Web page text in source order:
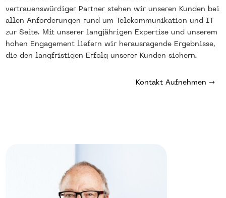
vertrauenswürdiger Partner stehen wir unseren Kunden bei
allen Anforderungen rund um Telekommunikation und IT
zur Seite. Mit unserer langjährigen Expertise und unserem
hohen Engagement liefern wir herausragende Ergebnisse,
die den langfristigen Erfolg unserer Kunden sichern.
Kontakt Aufnehmen